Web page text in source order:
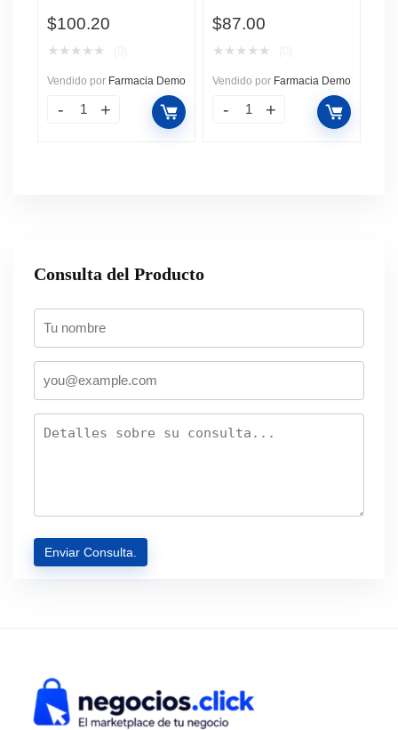
$100.20
★ ★ ★ ★ ★
Vendido por Farmacia Demo
$87.00
★ ★ ★ ★ ★
Vendido por Farmacia Demo
Consulta del Producto